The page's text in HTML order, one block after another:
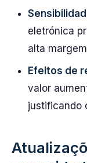
eletrónica
alta
Efeitos de
valor
justificando